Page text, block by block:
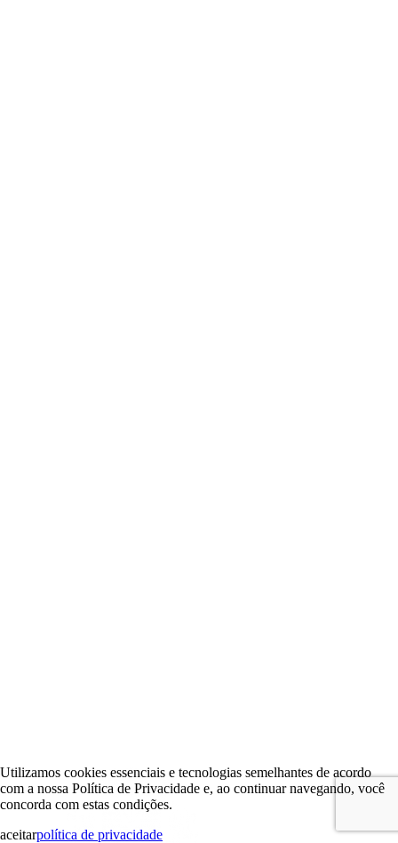
Utilizamos cookies essenciais e tecnologias semelhantes de acordo
com a nossa Política de Privacidade e, ao continuar navegando, você
concorda com estas condições.
aceitarpolítica de privacidade